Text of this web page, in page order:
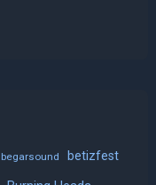
begarsound betizfest